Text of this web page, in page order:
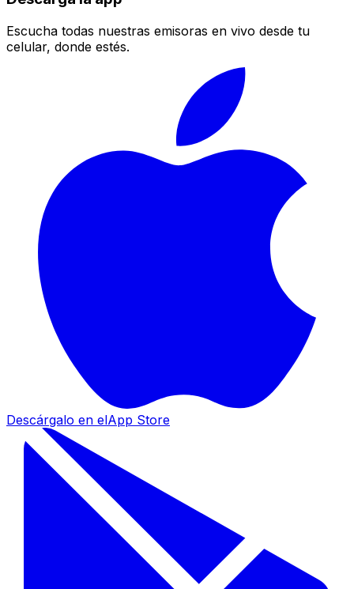
Escucha todas nuestras emisoras en vivo desde tu
celular, donde estés.
Descárgalo en elApp Store